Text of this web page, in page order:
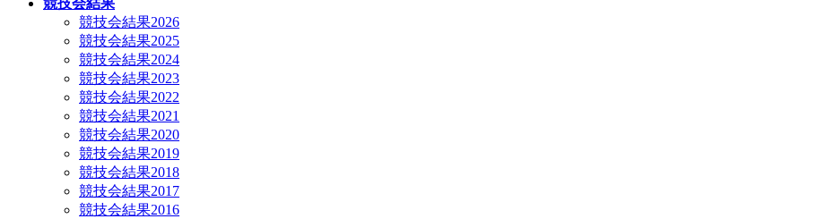
競技会結果
競技会結果2026
競技会結果2025
競技会結果2024
競技会結果2023
競技会結果2022
競技会結果2021
競技会結果2020
競技会結果2019
競技会結果2018
競技会結果2017
競技会結果2016